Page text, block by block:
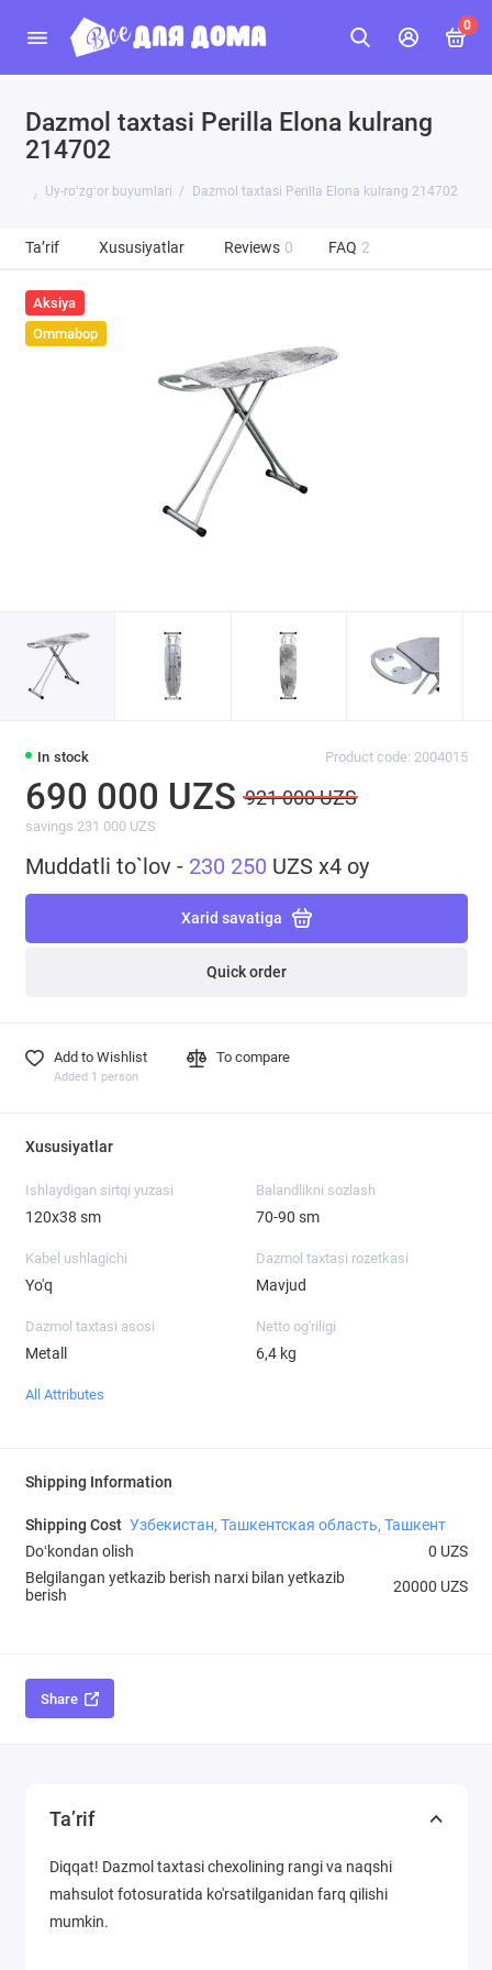
0
Dazmol taxtasi Perilla Elona kulrang
214702
Uy-roʻzgʻor buyumlari Dazmol taxtasi Perilla Elona kulrang 214702
Ta’rif Xususiyatlar Reviews 0 FAQ 2
Aksiya
Ommabop
In stock Product code: 2004015
690 000 UZS 921 000 UZS
savings 231 000 UZS
Muddatli to`lov - 230 250 UZS x4 oy
Xarid savatiga
Quick order
Add to Wishlist
Added 1 person
To compare
Xususiyatlar
Ishlaydigan sirtqi yuzasi
120х38 sm
Balandlikni sozlash
70-90 sm
Kabel ushlagichi
Yo'q
Dazmol taxtasi rozetkasi
Mavjud
Dazmol taxtasi asosi
Metall
Netto og'riligi
6,4 kg
All Attributes
Shipping Information
Shipping Cost Узбекистан, Ташкентская область, Ташкент
Doʻkondan olish
0 UZS
Belgilangan yetkazib berish narxi bilan yetkazib
berish
20000 UZS
Share
Ta’rif
Diqqat! Dazmol taxtasi chexolining rangi va naqshi
mahsulot fotosuratida ko'rsatilganidan farq qilishi
mumkin.